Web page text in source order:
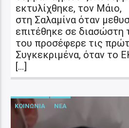
εκτυλίχθηκε, τον Μάιο,
στη Σαλαμίνα όταν
επιτέθηκε σε
του προσέφερε τις
Συγκεκριμένα, όταν το
[…]
ΚΟΙΝΩΝΙΑ ΝΕΑ